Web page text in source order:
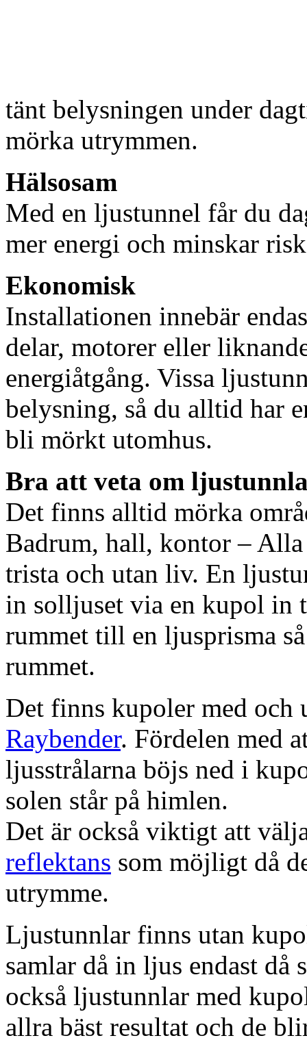
tänt belysningen under
mörka utrymmen.
Hälsosam
Med en ljustunnel får du
mer energi och minskar
Ekonomisk
Installationen innebär
delar, motorer eller
energiåtgång. Vissa
belysning, så du alltid har
bli mörkt utomhus.
Bra att veta om
Det finns alltid mörka
Badrum, hall, kontor – Alla
trista och utan liv. En
in solljuset via en kupol in
rummet till en ljusprisma
rummet.
Det finns kupoler med och
Raybender. Fördelen med
ljusstrålarna böjs ned i
solen står på himlen.
Det är också viktigt att
reflektans som möjligt då
utrymme.
Ljustunnlar finns utan
samlar då in ljus endast då
också ljustunnlar med
allra bäst resultat och de